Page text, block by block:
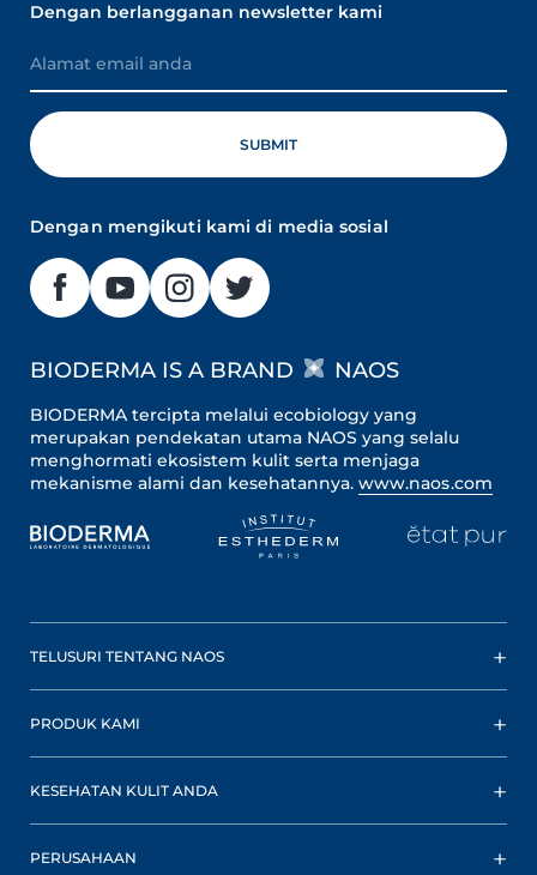
Dengan berlangganan newsletter kami
Dengan mengikuti kami di media sosial
BIODERMA IS A BRAND NAOS
BIODERMA tercipta melalui ecobiology yang
merupakan pendekatan utama NAOS yang selalu
menghormati ekosistem kulit serta menjaga
mekanisme alami dan kesehatannya. www.naos.com
TELUSURI TENTANG NAOS
PRODUK KAMI
KESEHATAN KULIT ANDA
PERUSAHAAN